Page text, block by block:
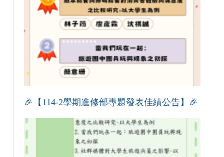
🎉【114-2學期進修部專題發表佳績公告】🎉